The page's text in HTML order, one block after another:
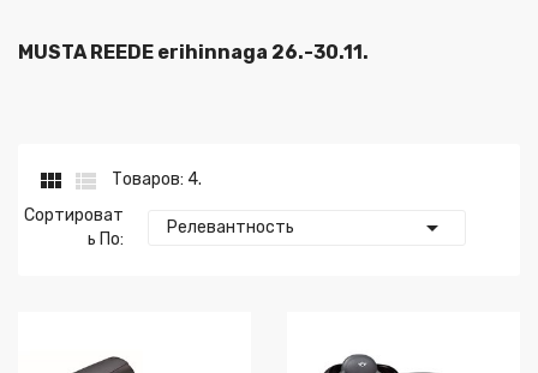
MUSTA REEDE erihinnaga 26.-30.11.
 
Товаров: 4.
Сортироват
Ь По:
Релевантность 